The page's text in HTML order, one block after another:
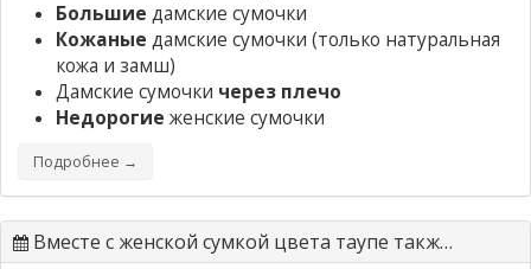
Большие дамские сумочки
Кожаные дамские сумочки (только натуральная
кожа и замш)
Дамские сумочки через плечо
Недорогие женские сумочки
Подробнее →
Вместе с женской сумкой цвета таупе также ищут